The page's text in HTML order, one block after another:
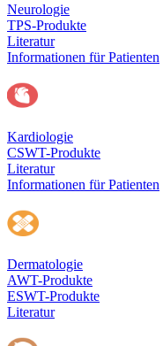
Neurologie
TPS-Produkte
Literatur
Informationen für Patienten
Kardiologie
CSWT-Produkte
Literatur
Informationen für Patienten
Dermatologie
AWT-Produkte
ESWT-Produkte
Literatur